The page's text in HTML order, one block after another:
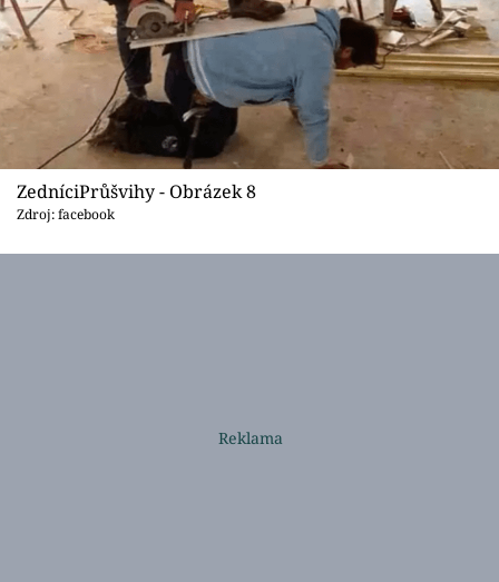
ZedníciPrůšvihy - Obrázek 8
Zdroj: facebook